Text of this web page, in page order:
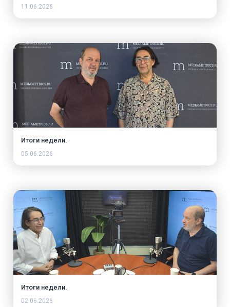
11.06.2026
Итоги недели.
05.06.2026
Итоги недели.
02.06.2026